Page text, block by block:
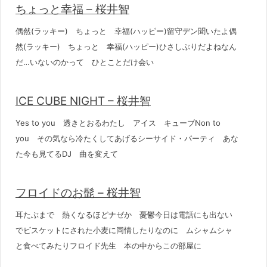
ちょっと幸福 – 桜井智
偶然(ラッキー) ちょっと 幸福(ハッピー)留守デン聞いたよ偶
然(ラッキー) ちょっと 幸福(ハッピー)ひさしぶりだよねなん
だ…いないのかって ひとことだけ会い
ICE CUBE NIGHT – 桜井智
Yes to you 透きとおるわたし アイス キューブNon to
you その気なら冷たくしてあげるシーサイド・パーティ あな
た今も見てるDJ 曲を変えて
フロイドのお髭 – 桜井智
耳たぶまで 熱くなるほどナゼか 憂鬱今日は電話にも出ない
でビスケットにされた小麦に同情したりなのに ムシャムシャ
と食べてみたりフロイド先生 本の中からこの部屋に